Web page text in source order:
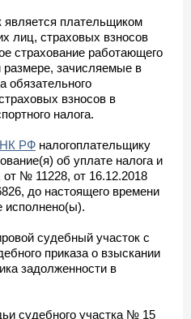
является плательщиком
лиц, страховых взносов
страхование работающего
зачисляемые в
обязательного
взносов в
налога.
РФ налогоплательщику
об уплате налога и
от № 11228, от 16.12.2018
до настоящего времени
исполнено(ы).
судебный участок с
приказа о взыскании
задолженности в
судебного участка № 15